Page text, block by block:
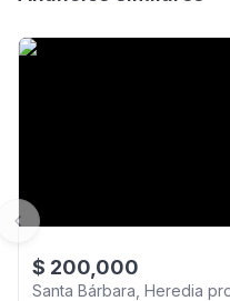
$ 200,000
Santa Bárbara, Heredia
Previous slide